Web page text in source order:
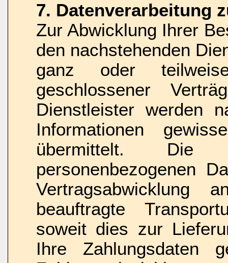
7. Datenverarbeitung
Zur Abwicklung Ihrer
den nachstehenden
ganz oder
geschlossener
Dienstleister werden
Informationen
übermittelt.
personenbezogenen
beauftragte
soweit dies zur
Ihre Zahlungsdaten